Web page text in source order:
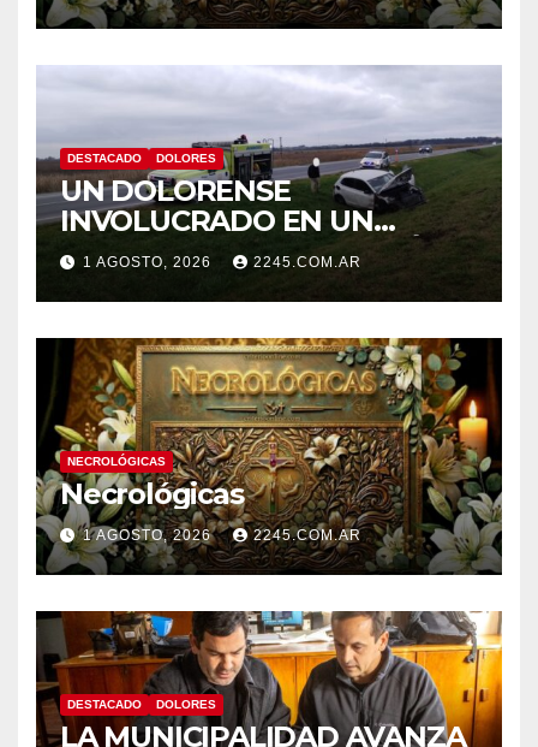
DESTACADO DOLORES
UN DOLORENSE
INVOLUCRADO EN UN
SINIESTRO QUE TERMINÓ
CON DESPISTE Y VUELCO
1 AGOSTO, 2026 2245.COM.AR
NECROLÓGICAS
Necrológicas
1 AGOSTO, 2026 2245.COM.AR
DESTACADO DOLORES
LA MUNICIPALIDAD AVANZA